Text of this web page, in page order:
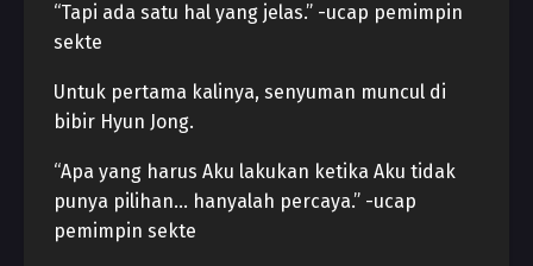
“Tapi ada satu hal yang jelas.” -ucap pemimpin
sekte
Untuk pertama kalinya, senyuman muncul di
bibir Hyun Jong.
“Apa yang harus Aku lakukan ketika Aku tidak
punya pilihan… hanyalah percaya.” -ucap
pemimpin sekte